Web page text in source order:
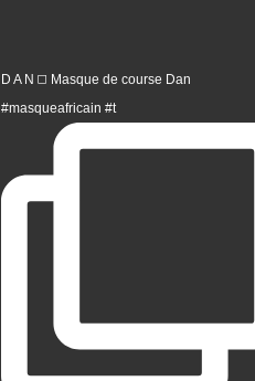
D A N ◻️ Masque de course Dan
#masqueafricain #t